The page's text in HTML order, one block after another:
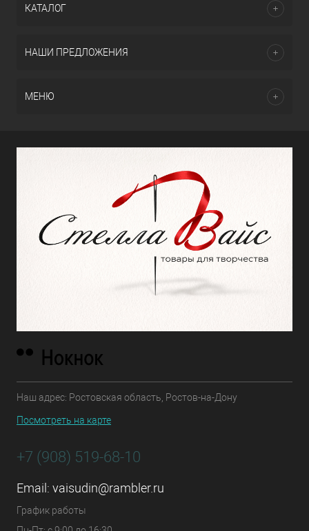
КАТАЛОГ
НАШИ ПРЕДЛОЖЕНИЯ
МЕНЮ
Наш адрес: Ростовская область, Ростов-на-Дону
Посмотреть на карте
+7 (908) 519-68-10
Email: vaisudin@rambler.ru
График работы